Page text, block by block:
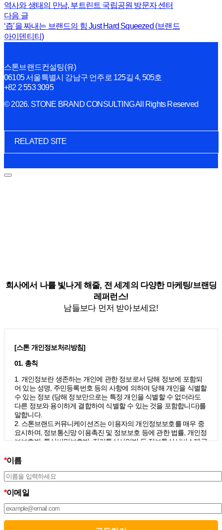
역사와 생태의 만남, 부트린트 국립공원 방문자 센터
다음 글
‘즙’을 짜내는 브랜드의 힘 Just Hard Squeezed (브랜드
아이덴티티)
스톤브랜드컨설팅(유)
06105 서울특별시 강남구 언주로 125길 4, 505호
+82 2 553 3095
© 2026. STONE BRAND CONSULTING All Rights Reserved
RELATED SITE
회사에서 나를 빛나게 해줄, 전 세계의 다양한 마케팅/브랜딩
레퍼런스!
남들보다 먼저 받아보세요!
[스톤 개인정보처리방침]
01. 총칙
1. 개인정보란 생존하는 개인에 관한 정보로서 당해 정보에 포함되
어 있는 성명, 주민등록번호 등의 사항에 의하여 당해 개인을 식별할
수 있는 정보 (당해 정보만으로는 특정 개인을 식별할 수 없더라도
다른 정보와 용이하게 결합하여 식별할 수 있는 것을 포함합니다)를
말합니다.
2. 스톤브랜드커뮤니케이션즈는 이용자의 개인정보보호를 매우 중
요시하며, 정보통신망 이용촉진 및 정보보호 등에 관한 법률, 개인정
보보호법, 통신비밀보호법, 전기통신사업법 등 정보통신서비스제공
개인정보처리방침을 통하여 이용자가 제공하는 개인정보가 어떠한
치가 취해지고 있는지 알려드립니다.
선을 위하여 개정하는데 필요한 절차를 정하고 있으며, 개인정보처
리방침을 회사의 필요와 사회적 변화에 맞게 변경할 수 있습니다. 그
리고 개인정보처리방침을 개정하는 경우 버전번호 등을 부여하여
개정된 사항을 이용자께서 쉽게 알아볼 수 있도록 하고 있습니다.
*이름
*이메일